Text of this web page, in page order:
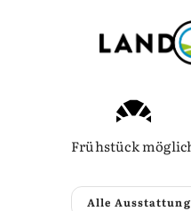
Frühstück
Alle